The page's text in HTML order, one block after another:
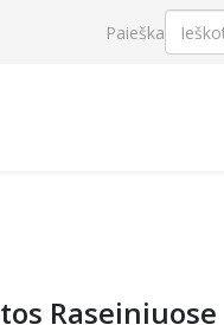
Paieška
Raseiniuose